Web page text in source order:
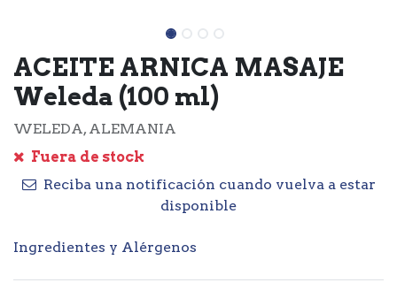
ACEITE ARNICA MASAJE
Weleda (100 ml)
WELEDA, ALEMANIA
Fuera de stock
Reciba una notificación cuando vuelva a estar
disponible
Ingredientes y Alérgenos